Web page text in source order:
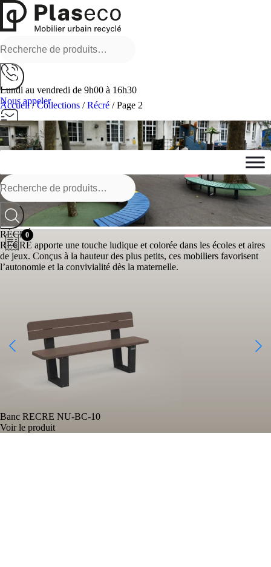
pour :
Lundi au vendredi de 9h00 à 16h30
Nous appeler
Nous écrire
Envoyer un message
Recherche
pour :
0
Accueil/Collections /Récré / Page 2
RÉCRÉ
RECRE apporte une touche ludique et colorée dans les écoles et aires
de jeux. Conçus à la hauteur des plus petits, ces mobiliers favorisent
l’autonomie et la convivialité dès la maternelle.
Banc RECRE NU-BC-10
Voir le produit